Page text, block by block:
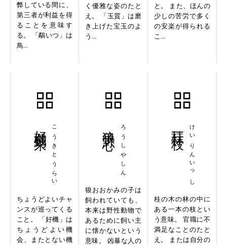
弊している間に、
第三者が利益を得
ることを意味す
る。 「鷸いつ」は
鳥...
く優雅な姿のたと
え。 「玉質」は磨
き上げた宝玉のよ
う...
と。 また、ほんの
少しの苦労で多く
の安楽が得られる
こ...
こうきとうらい
ちょうどよいチャ
ンスが巡ってくる
こと。 「好機」は
ちょうどよい機
会、またとない機
ろうしやしん
狼おおかみの子は
飼われていても、
本来は野性動物で
あるために飼い主
に懐かないという
意味。 凶暴な人の
けいりんいっし
桂の木の林の中に
ある一本の枝とい
う意味。 官職に不
満足なことのたと
え。 または自分の